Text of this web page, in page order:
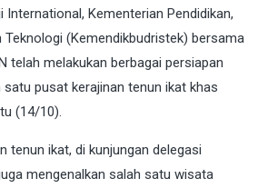
International, Kementerian Pendidikan,
Teknologi (Kemendikbudristek) bersama
telah melakukan berbagai persiapan
pusat kerajinan tenun ikat khas
(14/10).
tenun ikat, di kunjungan delegasi
mengenalkan salah satu wisata